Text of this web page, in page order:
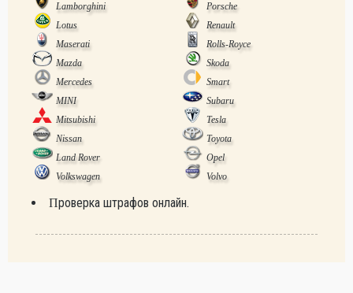
Lamborghini
Porsche
Lotus
Renault
Maserati
Rolls-Royce
Mazda
Skoda
Mercedes
Smart
MINI
Subaru
Mitsubishi
Tesla
Nissan
Toyota
Land Rover
Opel
Volkswagen
Volvo
Проверка штрафов онлайн.